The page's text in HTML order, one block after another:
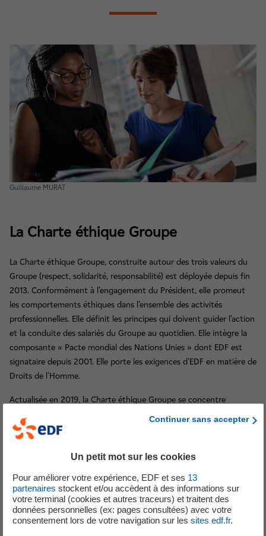
Guillaume MURAT
La Charte éthique Groupe
La Charte éthique Groupe, construite autour des trois valeurs du
Groupe (respect, solidarité, responsabilité) est déployée depuis fin
2013. Conformément à l’engagement du Président, elle promeut
les comportements éthiques dans l’ensemble des activités
professionnelles. Elle définit les principes qui doivent guider l’action
et la conduite des salariés du Groupe au quotidien. Elle intègre la
composante « Pacte mondial des Nations Unies » dont EDF est
signataire depuis 2001. Elle porte les exigences d’EDF en matière de
Droits de l’Homme.
Actualisée en 2019, la Charte éthique Groupe se concentre
désormais autour des trois valeurs du Groupe « Respect, Solidarité
et Responsabilité », chacune déclinée en 4 exigences. Elle est
accessible en français et en anglais sur le site Internet du groupe
EDF et est disponible dans les onze autres déclinaisons
Continuer sans accepter
Un petit mot sur les cookies
Pour améliorer votre expérience, EDF et ses 13
partenaires stockent et/ou accèdent à des informations sur
votre terminal (cookies et autres traceurs) et traitent des
données personnelles (ex: pages consultées) avec votre
consentement lors de votre navigation sur les sites edf.fr.